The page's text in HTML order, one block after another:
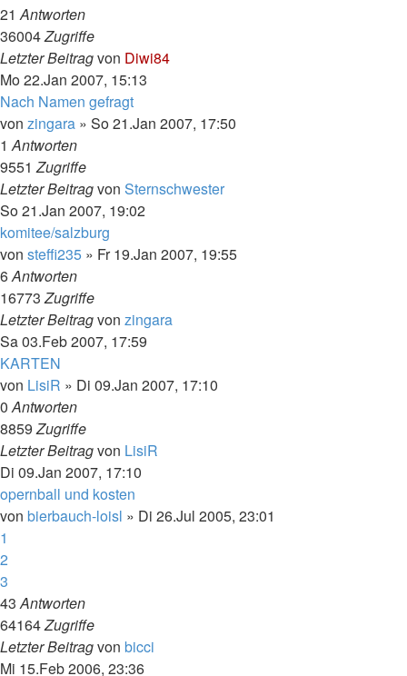
21Antworten
36004Zugriffe
Letzter Beitragvon Diwi84
Mo 22.Jan 2007, 15:13
Nach Namen gefragt
von zingara » So 21.Jan 2007, 17:50
1Antworten
9551Zugriffe
Letzter Beitragvon Sternschwester
So 21.Jan 2007, 19:02
komitee/salzburg
von steffi235 » Fr 19.Jan 2007, 19:55
6Antworten
16773Zugriffe
Letzter Beitragvon zingara
Sa 03.Feb 2007, 17:59
KARTEN
von LisiR » Di 09.Jan 2007, 17:10
0Antworten
8859Zugriffe
Letzter Beitragvon LisiR
Di 09.Jan 2007, 17:10
opernball und kosten
von bierbauch-loisl » Di 26.Jul 2005, 23:01
1
2
3
43Antworten
64164Zugriffe
Letzter Beitragvon bicci
Mi 15.Feb 2006, 23:36